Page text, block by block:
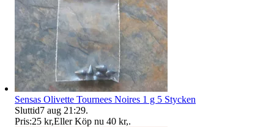
Sensas Olivette Tournees Noires 1 g 5 Stycken
Sluttid7 aug 21:29.
Pris:25 kr,Eller Köp nu 40 kr,.